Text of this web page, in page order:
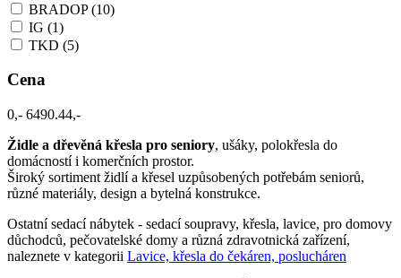
BRADOP(10)
IG (1)
TKD (5)
Cena
0,- 6490.44,-
Židle a dřevěná křesla pro seniory, ušáky, polokřesla do
domácností i komerčních prostor.
Široký sortiment židlí a křesel uzpůsobených potřebám seniorů,
různé materiály, design a bytelná konstrukce.
Ostatní sedací nábytek - sedací soupravy, křesla, lavice, pro domovy
důchodců, pečovatelské domy a různá zdravotnická zařízení,
naleznete v kategorii Lavice, křesla do čekáren, poslucháren